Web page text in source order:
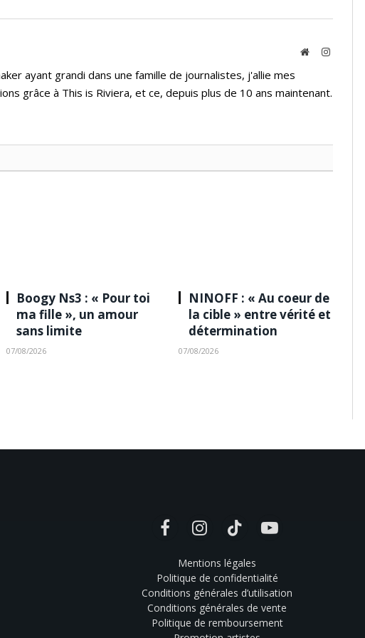
WebsiteInstagram
ayant grandi dans une famille de journalistes, j'allie mes
grâce à This is Riviera, et ce, depuis plus de 10 ans maintenant.
Boogy Ns3 : « Pour toi
ma fille », un amour
sans limite
07/08/2026
NINOFF : « Au coeur de
la cible » entre vérité et
détermination
07/08/2026
FacebookInstagramTikTok YouTube
Mentions légales
Politique de confidentialité
Conditions générales d’utilisation
Conditions générales de vente
Politique de remboursement